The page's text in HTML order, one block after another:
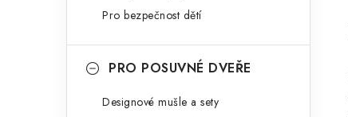
Pro bezpečnost dětí
PRO POSUVNÉ DVEŘE
Designové mušle a sety